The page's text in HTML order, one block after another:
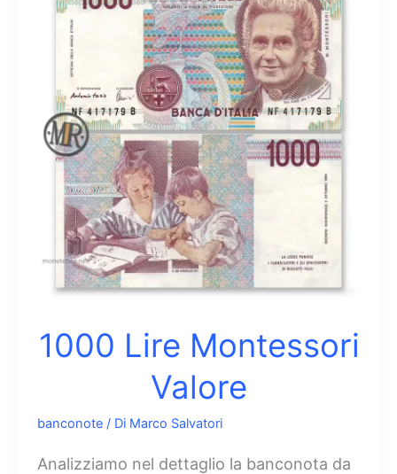
1000 Lire Montessori
Valore
banconote/ Di Marco Salvatori
Analizziamo nel dettaglio la banconota da